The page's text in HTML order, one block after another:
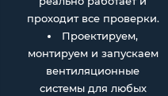
проходит все проверки.
Проектируем,
монтируем и запускаем
вентиляционные
системы для любых